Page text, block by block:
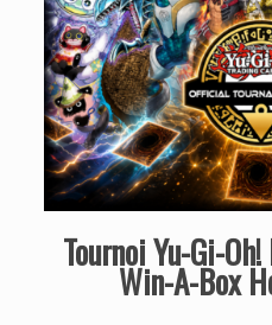
Tournoi Yu-Gi-
Win-A-Box